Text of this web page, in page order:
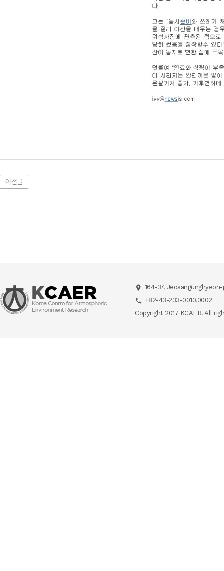
이전글
164-37,
+82-43-233-0010,0002
Copyright 2017 KCAER. All